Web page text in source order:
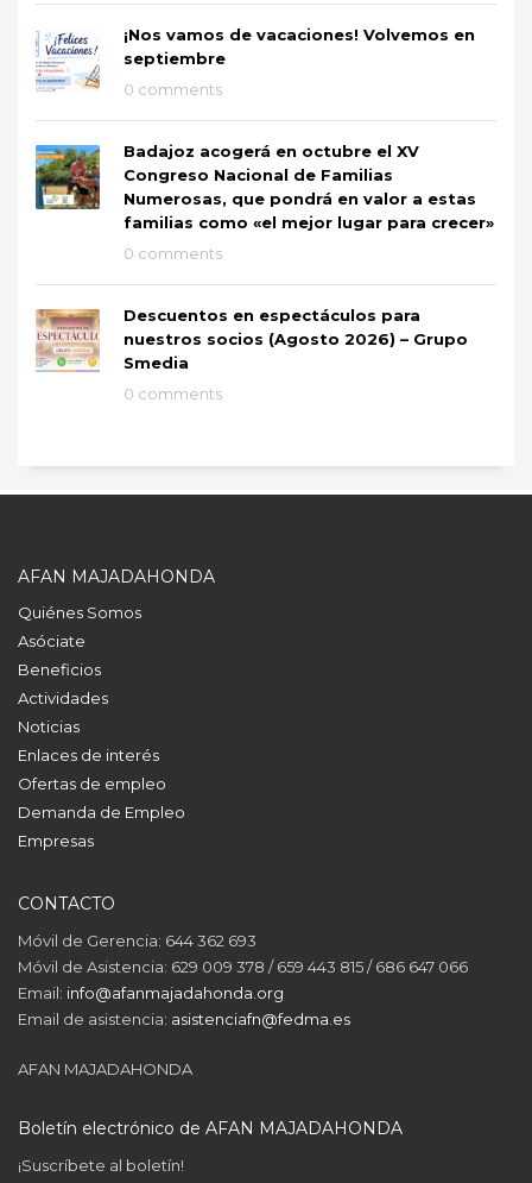
¡Nos vamos de vacaciones! Volvemos en
septiembre
0 comments
Badajoz acogerá en octubre el XV
Congreso Nacional de Familias
Numerosas, que pondrá en valor a estas
familias como «el mejor lugar para crecer»
0 comments
Descuentos en espectáculos para
nuestros socios (Agosto 2026) – Grupo
Smedia
0 comments
AFAN MAJADAHONDA
Quiénes Somos
Asóciate
Beneficios
Actividades
Noticias
Enlaces de interés
Ofertas de empleo
Demanda de Empleo
Empresas
CONTACTO
Móvil de Gerencia: 644 362 693
Móvil de Asistencia: 629 009 378 / 659 443 815 / 686 647 066
Email: info@afanmajadahonda.org
Email de asistencia: asistenciafn@fedma.es
AFAN MAJADAHONDA
Boletín electrónico de AFAN MAJADAHONDA
¡Suscríbete al boletín!